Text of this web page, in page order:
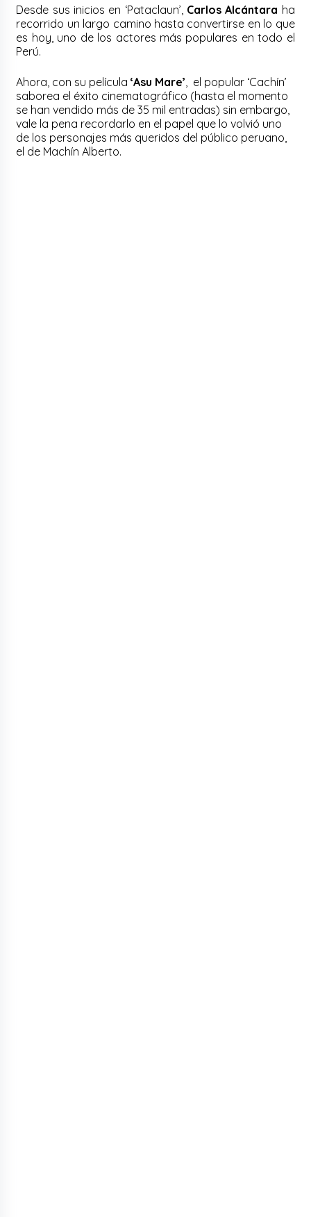
Desde sus inicios en ‘Pataclaun’, Carlos Alcántara ha
recorrido un largo camino hasta convertirse en lo que
es hoy, uno de los actores más populares en todo el
Perú.
Ahora, con su película‘Asu Mare’, el popular ‘Cachín’
saborea el éxito cinematográfico (hasta el momento
se han vendido más de 35 mil entradas) sin embargo,
vale la pena recordarlo en el papel que lo volvió uno
de los personajes más queridos del público peruano,
el de Machín Alberto.